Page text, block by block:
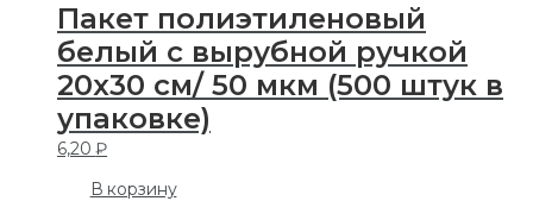
Пакет полиэтиленовый
белый с вырубной ручкой
20х30 см/ 50 мкм (500 штук в
упаковке)
6,20₽
В корзину